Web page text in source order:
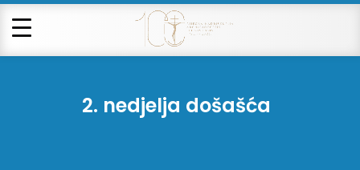
2. nedjelja došašća